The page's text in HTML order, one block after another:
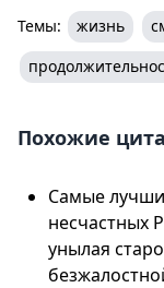
Темы: жизнь
Похожие
Самые
несчастных
унылая